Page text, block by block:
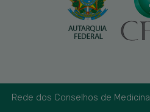
Rede dos Conselhos de Medicina